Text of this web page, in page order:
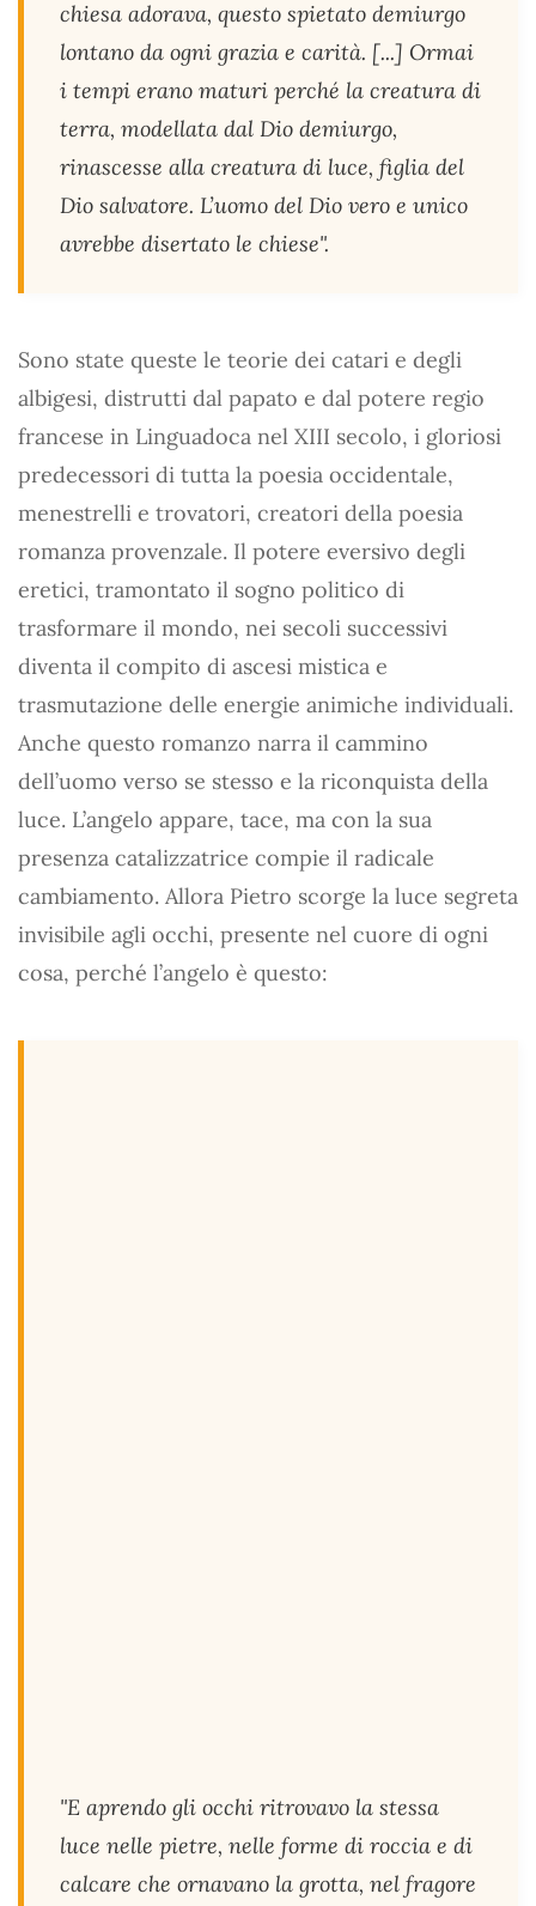
chiesa adorava, questo spietato demiurgo
lontano da ogni grazia e carità. [...] Ormai
i tempi erano maturi perché la creatura di
terra, modellata dal Dio demiurgo,
rinascesse alla creatura di luce, figlia del
Dio salvatore. L’uomo del Dio vero e unico
avrebbe disertato le chiese".
Sono state queste le teorie dei catari e degli
albigesi, distrutti dal papato e dal potere regio
francese in Linguadoca nel XIII secolo, i gloriosi
predecessori di tutta la poesia occidentale,
menestrelli e trovatori, creatori della poesia
romanza provenzale. Il potere eversivo degli
eretici, tramontato il sogno politico di
trasformare il mondo, nei secoli successivi
diventa il compito di ascesi mistica e
trasmutazione delle energie animiche individuali.
Anche questo romanzo narra il cammino
dell’uomo verso se stesso e la riconquista della
luce. L’angelo appare, tace, ma con la sua
presenza catalizzatrice compie il radicale
cambiamento. Allora Pietro scorge la luce segreta
invisibile agli occhi, presente nel cuore di ogni
cosa, perché l’angelo è questo:
"E aprendo gli occhi ritrovavo la stessa
luce nelle pietre, nelle forme di roccia e di
calcare che ornavano la grotta, nel fragore